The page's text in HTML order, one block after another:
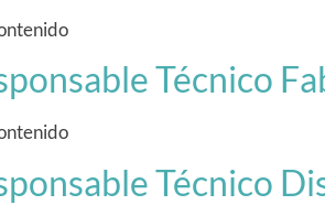
Técnico
Técnico